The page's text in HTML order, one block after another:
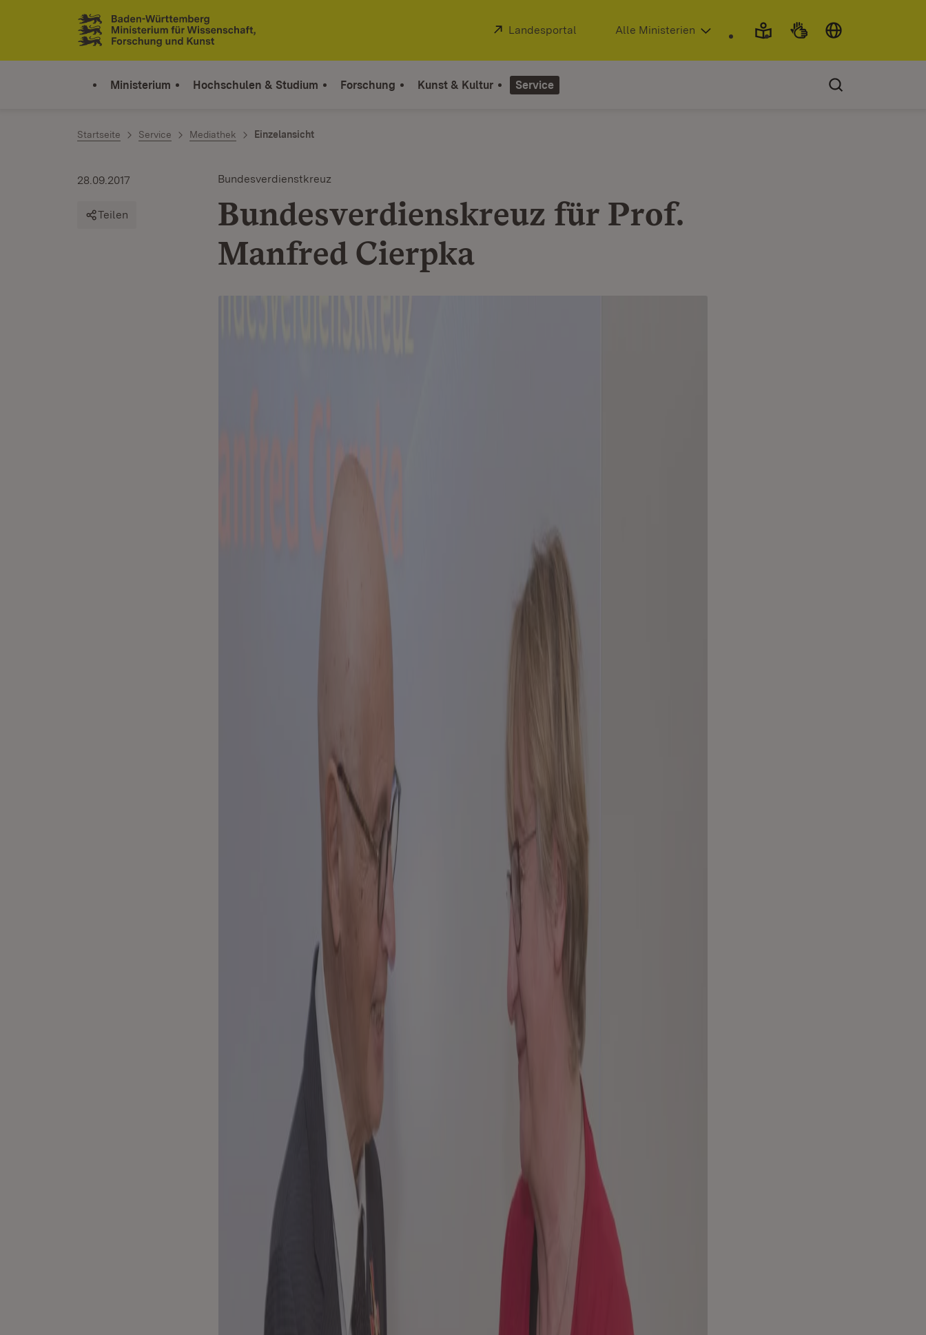
Zum Inhalt springen
Link zur Startseite
Extern:
Landesportal (Öffnet in neuem Fenster)
Alle Ministerien
Ministerium Hochschulen & Studium Forschung Kunst & Kultur Service
Startseite Service Mediathek Einzelansicht
Bundesverdienstkreuz
Bundesverdienskreuz für Prof.
Manfred Cierpka
28.09.2017
Teilen